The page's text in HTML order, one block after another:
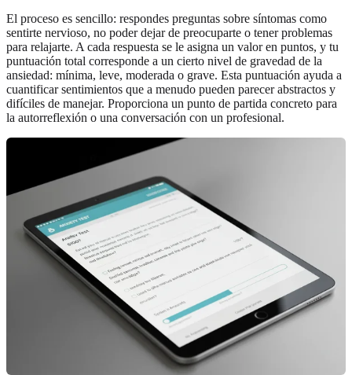
El proceso es sencillo: respondes preguntas sobre síntomas como
sentirte nervioso, no poder dejar de preocuparte o tener problemas
para relajarte. A cada respuesta se le asigna un valor en puntos, y tu
puntuación total corresponde a un cierto nivel de gravedad de la
ansiedad: mínima, leve, moderada o grave. Esta puntuación ayuda a
cuantificar sentimientos que a menudo pueden parecer abstractos y
difíciles de manejar. Proporciona un punto de partida concreto para
la autorreflexión o una conversación con un profesional.